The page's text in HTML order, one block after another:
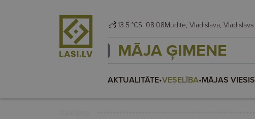
13.5 °CS. 08.08 Mudīte, Vladislava, Vladislavs
MĀJA ĢIMENE
AKTUALITĀTE•VESELĪBA•MĀJAS VIESIS